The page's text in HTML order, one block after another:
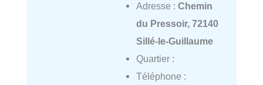
Adresse : Chemin
du Pressoir, 72140
Sillé-le-Guillaume
Quartier :
Téléphone :